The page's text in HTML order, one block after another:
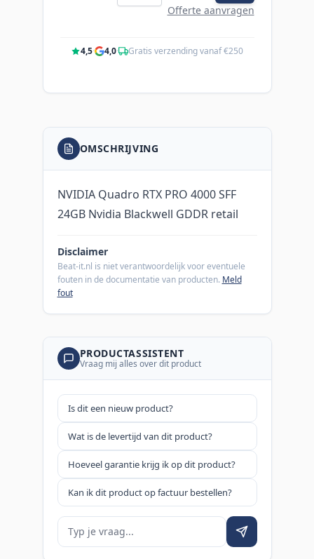
Offerte aanvragen
4,5· 4,0· Gratis verzending vanaf €250
OMSCHRIJVING
NVIDIA Quadro RTX PRO 4000 SFF
24GB Nvidia Blackwell GDDR retail
Disclaimer
Beat-it.nl is niet verantwoordelijk voor eventuele
fouten in de documentatie van producten. Meld
fout
PRODUCTASSISTENT
Vraag mij alles over dit product
Is dit een nieuw product?
Wat is de levertijd van dit product?
Hoeveel garantie krijg ik op dit product?
Kan ik dit product op factuur bestellen?
Je vraag